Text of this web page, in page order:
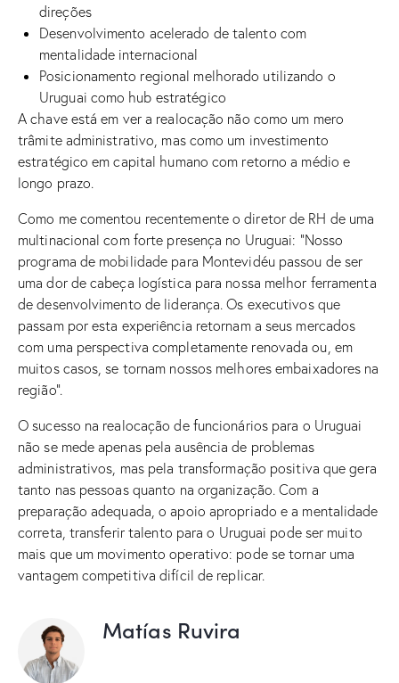
direções
Desenvolvimento acelerado de talento com
mentalidade internacional
Posicionamento regional melhorado utilizando o
Uruguai como hub estratégico
A chave está em ver a realocação não como um mero
trâmite administrativo, mas como um investimento
estratégico em capital humano com retorno a médio e
longo prazo.
Como me comentou recentemente o diretor de RH de uma
multinacional com forte presença no Uruguai: “Nosso
programa de mobilidade para Montevidéu passou de ser
uma dor de cabeça logística para nossa melhor ferramenta
de desenvolvimento de liderança. Os executivos que
passam por esta experiência retornam a seus mercados
com uma perspectiva completamente renovada ou, em
muitos casos, se tornam nossos melhores embaixadores na
região”.
O sucesso na realocação de funcionários para o Uruguai
não se mede apenas pela ausência de problemas
administrativos, mas pela transformação positiva que gera
tanto nas pessoas quanto na organização. Com a
preparação adequada, o apoio apropriado e a mentalidade
correta, transferir talento para o Uruguai pode ser muito
mais que um movimento operativo: pode se tornar uma
vantagem competitiva difícil de replicar.
Matías Ruvira